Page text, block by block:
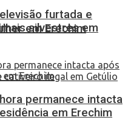
em Erechim
furtada e
silvestres em
permanece intacta
em Erechim